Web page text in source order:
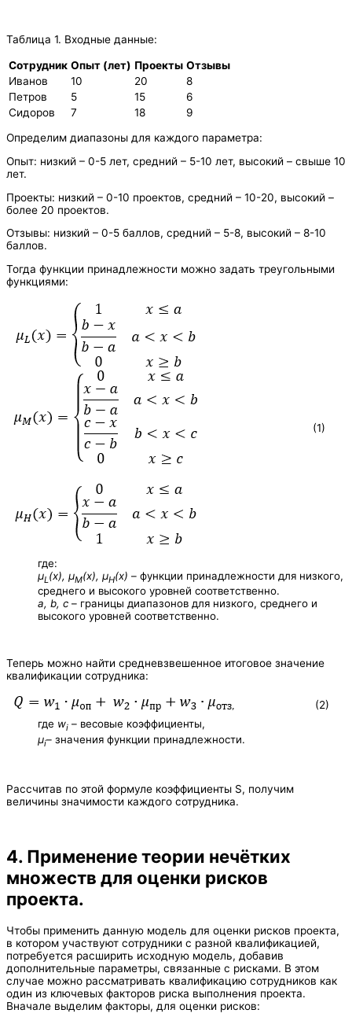
Таблица 1. Входные данные:
Сотрудник Опыт (лет) Проекты Отзывы
Иванов
10 20
8
Петров
5 15
6
Сидоров
7 18 9
Определим диапазоны для каждого параметра:
Опыт: низкий – 0-5 лет, средний – 5-10 лет, высокий – свыше 10
лет.
Проекты: низкий – 0-10 проектов, средний – 10-20, высокий –
более 20 проектов.
Отзывы: низкий – 0-5 баллов, средний – 5-8, высокий – 8-10
баллов.
Тогда функции принадлежности можно задать треугольными
функциями:
(1)
где:
µL (x), µМ(x), µН(x) – функции принадлежности для низкого,
среднего и высокого уровней соответственно.
a, b, c – границы диапазонов для низкого, среднего и
высокого уровней соответственно.
Теперь можно найти средневзвешенное итоговое значение
квалификации сотрудника:
(2)
где wi – весовые коэффициенты,
μi– значения функции принадлежности.
Рассчитав по этой формуле коэффициенты S, получим
величины значимости каждого сотрудника.
4. Применение теории нечётких
множеств для оценки рисков
проекта.
Чтобы применить данную модель для оценки рисков проекта,
в котором участвуют сотрудники с разной квалификацией,
потребуется расширить исходную модель, добавив
дополнительные параметры, связанные с рисками. В этом
случае можно рассматривать квалификацию сотрудников как
один из ключевых факторов риска выполнения проекта.
Вначале выделим факторы, для оценки рисков: